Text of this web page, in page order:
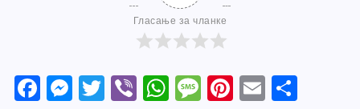
Гласање за чланке
F
M T
Vi W M Pi E